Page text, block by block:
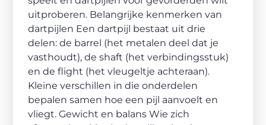
uitproberen. Belangrijke kenmerken van
dartpijlen Een dartpijl bestaat uit drie
delen: de barrel (het metalen deel dat je
vasthoudt), de shaft (het verbindingsstuk)
en de flight (het vleugeltje achteraan).
Kleine verschillen in die onderdelen
bepalen samen hoe een pijl aanvoelt en
vliegt. Gewicht en balans Wie zich